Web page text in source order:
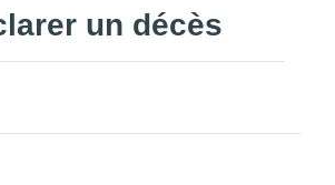
un décès